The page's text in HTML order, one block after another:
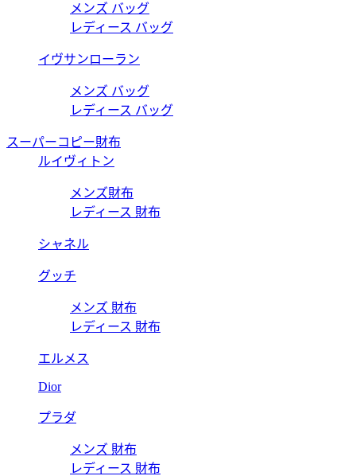
メンズ バッグ
レディース バッグ
イヴサンローラン
メンズ バッグ
レディース バッグ
スーパーコピー財布
ルイヴィトン
メンズ財布
レディース 財布
シャネル
グッチ
メンズ 財布
レディース 財布
エルメス
Dior
プラダ
メンズ 財布
レディース 財布